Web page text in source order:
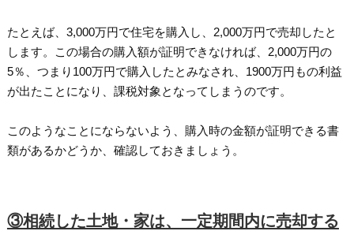
たとえば、3,000万円で住宅を購入し、2,000万円で売却したと
します。この場合の購入額が証明できなければ、2,000万円の
5％、つまり100万円で購入したとみなされ、1900万円もの利益
が出たことになり、課税対象となってしまうのです。
このようなことにならないよう、購入時の金額が証明できる書
類があるかどうか、確認しておきましょう。
③相続した土地・家は、一定期間内に売却する